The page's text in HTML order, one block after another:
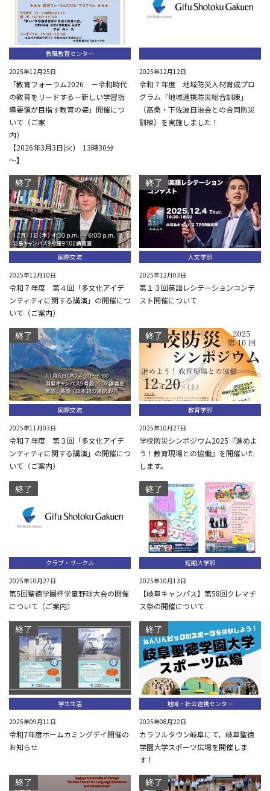
教職教育センター
2025年12月25日
「教育フォーラム2026 －令和時代
の教育をリードする－新しい学習指
導要領が目指す教育の姿」開催につ
いて（ご案
内
【2026年3月3日(火) 13時30分
～】
2025年12月12日
令和７年度 地域防災人材育成プロ
グラム「地域連携防災総合訓練」
（高桑・下佐波自治会との合同防災
訓練）を実施しました！
終了
国際交流
2025年12月10日
令和７年度 第４回「多文化アイデ
ンティティに関する講演」の開催につ
いて（ご案内）
終了
人文学部
2025年12月03日
第１３回英語レシテーションコンテ
スト開催について
終了
国際交流
2025年11月03日
令和７年度 第３回「多文化アイデ
ンティティに関する講演」の開催につ
いて（ご案内）
終了
教育学部
2025年10月27日
学校防災シンポジウム2025『進めよ
う！教育現場との協働』を開催いた
します。
終了
クラブ・サークル
2025年10月27日
第5回聖徳学園杯学童野球大会の開催
について（ご案内）
終了
短期大学部
2025年10月13日
【岐阜キャンパス】第58回クレマチ
ス祭の開催について
終了
学生生活
2025年09月11日
令和7年度ホームカミングデイ開催の
お知らせ
終了
地域・社会連携センター
2025年08月22日
カラフルタウン岐阜にて、岐阜聖徳
学園大学スポーツ広場を開催しま
す！
終了 終了